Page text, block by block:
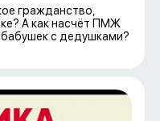
гражданство,
А как насчёт ПМЖ
с дедушками?